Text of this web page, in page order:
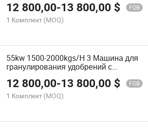
12 800,00-13 800,00 $ FOB
1 Комплект (MOQ)
55kw 1500-2000kgs/H 3 Машина для
гранулирования удобрений с
12 800,00-13 800,00 $ FOB
1 Комплект (MOQ)